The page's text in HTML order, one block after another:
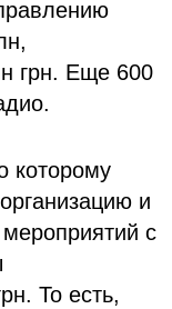
грн. Еще 600
которому
и
с
То есть,